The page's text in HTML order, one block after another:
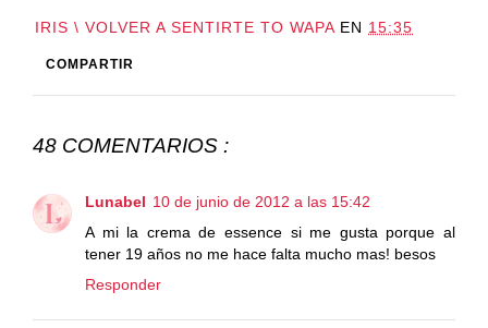
IRIS \ VOLVER A SENTIRTE TO WAPA EN 15:35
COMPARTIR
48 COMENTARIOS :
Lunabel 10 de junio de 2012 a las 15:42
A mi la crema de essence si me gusta porque al
tener 19 años no me hace falta mucho mas! besos
Responder